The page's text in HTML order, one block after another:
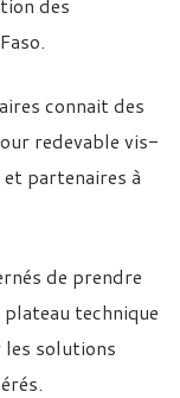
connait des
redevable vis-
partenaires à
de prendre
technique
solutions